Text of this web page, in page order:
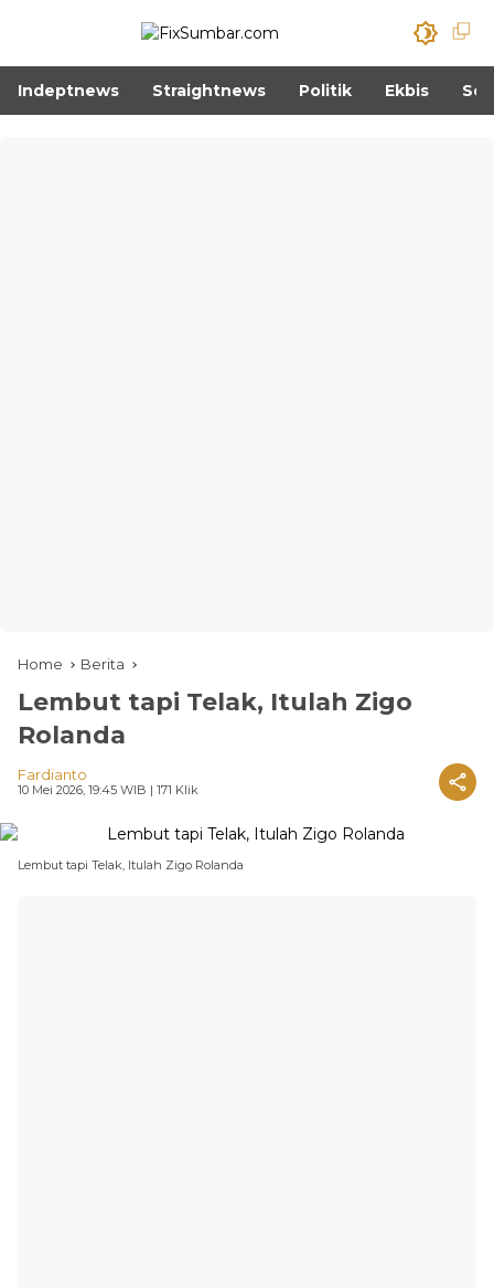
Indeptnews Straightnews Politik Ekbis
Home Berita
Lembut tapi Telak, Itulah Zigo
Rolanda
Fardianto
10 Mei 2026, 19:45 WIB | 171 Klik
Lembut tapi Telak, Itulah Zigo Rolanda